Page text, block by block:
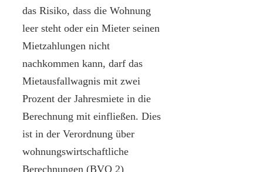
das Risiko, dass die Wohnung
leer steht oder ein Mieter seinen
Mietzahlungen nicht
nachkommen kann, darf das
Mietausfallwagnis mit zwei
Prozent der Jahresmiete in die
Berechnung mit einfließen. Dies
ist in der Verordnung über
wohnungswirtschaftliche
Berechnungen (BVO 2)